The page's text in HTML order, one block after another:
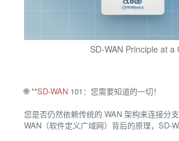
SD-WAN Principle at
🌐 **SD-WAN 101：您需要知道的一切！
您是否仍然依赖传统的 WAN 架构来连接分
WAN（软件定义广域网）背后的原理，SD-